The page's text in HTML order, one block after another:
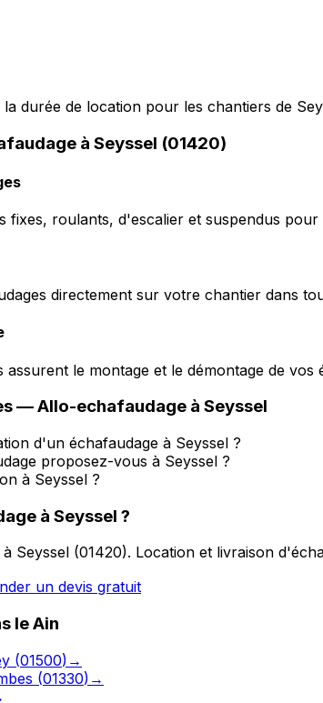
durée de location pour les chantiers de
à Seyssel (01420)
fixes, roulants, d'escalier et suspendus
directement sur votre chantier dans
assurent le montage et le démontage de
—Allo-echafaudage à Seyssel
d'un échafaudage à Seyssel ?
proposez-vous à Seyssel ?
à Seyssel ?
à Seyssel ?
à Seyssel (01420). Location et livraison
un devis gratuit
leAin
(01500) →
(01330) →